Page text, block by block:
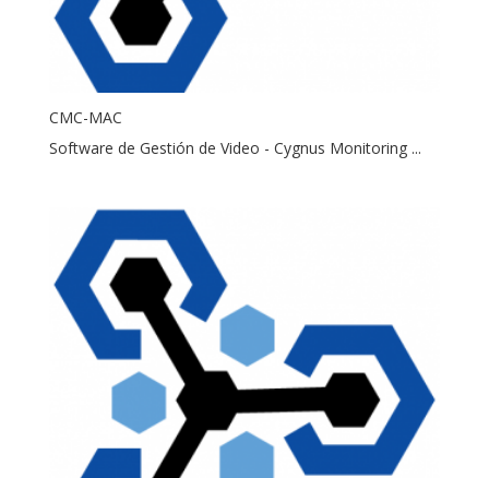
CMC-MAC
Software de Gestión de Video - Cygnus Monitoring ...